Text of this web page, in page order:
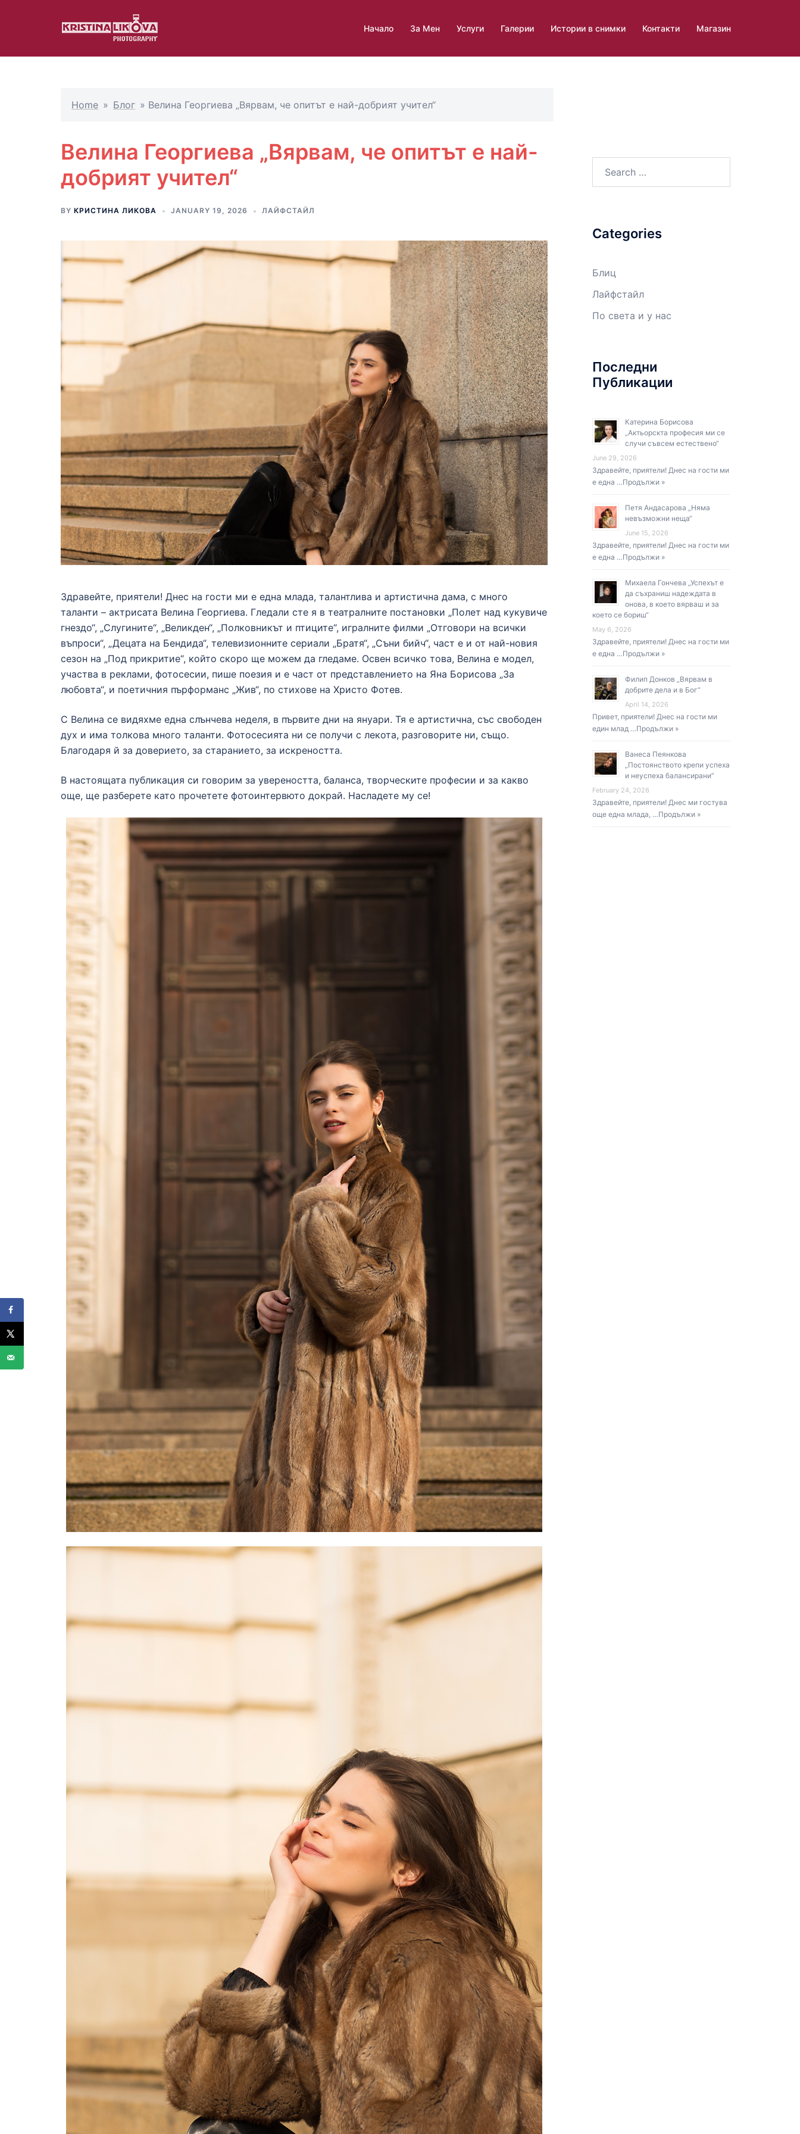
Начало За Мен Услуги Галерии Истории в снимки Контакти Магазин
Home » Блог » Велина Георгиева „Вярвам, че опитът е най-добрият учител“
Велина Георгиева „Вярвам, че опитът е най-
добрият учител“
BY КРИСТИНА ЛИКОВА JANUARY 19, 2026 ЛАЙФСТАЙЛ
Здравейте, приятели! Днес на гости ми е една млада, талантлива и артистична дама, с много
таланти – актрисата Велина Георгиева. Гледали сте я в театралните постановки „Полет над кукувиче
гнездо“, „Слугините“, „Великден“, „Полковникът и птиците“, игралните филми „Отговори на всички
въпроси“, „Децата на Бендида“, телевизионните сериали „Братя“, „Съни бийч“, част е и от най-новия
сезон на „Под прикритие“, който скоро ще можем да гледаме. Освен всичко това, Велина е модел,
участва в реклами, фотосесии, пише поезия и е част от представлението на Яна Борисова „За
любовта“, и поетичния пърформанс „Жив“, по стихове на Христо Фотев.
С Велина се видяхме една слънчева неделя, в първите дни на януари. Тя е артистична, със свободен
дух и има толкова много таланти. Фотосесията ни се получи с лекота, разговорите ни, също.
Благодаря й за доверието, за старанието, за искреността.
В настоящата публикация си говорим за увереността, баланса, творческите професии и за какво
още, ще разберете като прочетете фотоинтервюто докрай. Насладете му се!
Categories
Блиц
Лайфстайл
По света и у нас
Последни
Публикации
Катерина Борисова
„Актьорскта професия ми се
случи съвсем естествено“
June 29, 2026
Здравейте, приятели! Днес на гости ми
е една …Продължи »
Петя Андасарова „Няма
невъзможни неща“
June 15, 2026
Здравейте, приятели! Днес на гости ми
е една …Продължи »
Михаела Гончева „Успехът е
да съхраниш надеждата в
онова, в което вярваш и за
което се бориш“
May 6, 2026
Здравейте, приятели! Днес на гости ми
е една …Продължи »
Филип Донков „Вярвам в
добрите дела и в Бог“
April 14, 2026
Привет, приятели! Днес на гости ми
един млад …Продължи »
Ванеса Пеянкова
„Постоянството крепи успеха
и неуспеха балансирани”
February 24, 2026
Здравейте, приятели! Днес ми гостува
още една млада, …Продължи »